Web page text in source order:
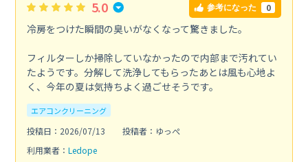
5.0 参考になった 0
冷房をつけた瞬間の臭いがなくなって驚きました。
フィルターしか掃除していなかったので内部まで汚れてい
たようです。分解して洗浄してもらったあとは風も心地よ
く、今年の夏は気持ちよく過ごせそうです。
エアコンクリーニング
投稿日：2026/07/13
投稿者：ゆっぺ
利用業者： Ledope